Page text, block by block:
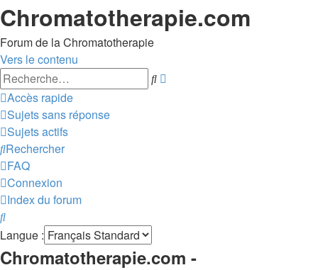
Chromatotherapie.com
Forum de la Chromatotherapie
Vers le contenu
Rechercher
Accès rapide
Sujets sans réponse
Sujets actifs
Rechercher
FAQ
Connexion
Index du forum
Rechercher
Langue :
Chromatotherapie.com -